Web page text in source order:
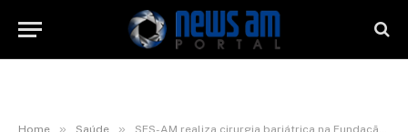
Home » Saúde » SES-AM realiza cirurgia bariátrica na Fundação Hospital Adriano Jorge